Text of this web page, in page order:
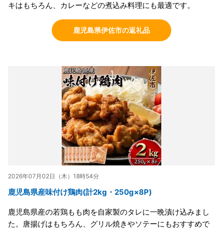
キはもちろん、カレーなどの煮込み料理にも最適です。
鹿児島県伊佐市の返礼品
2026年07月02日（木）18時54分
鹿児島県産味付け鶏肉(計2kg・250g×8P)
鹿児島県産の若鶏もも肉を自家製のタレに一晩漬け込みまし
た。唐揚げはもちろん、グリル焼きやソテーにもおすすめで